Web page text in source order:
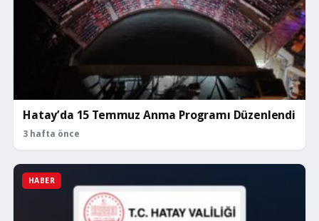
Hatay’da 15 Temmuz Anma Programı Düzenlendi
3 hafta önce
HABER